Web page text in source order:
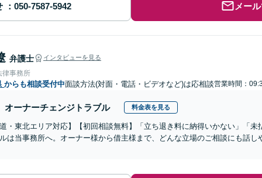
メー
弁護士 インタビューを見る
律事務所
からも相談受付中面談方法(対面・電話・ビデオなど)は応相談営業時間：
オーナーチェンジトラブル 料金表を見る
・東北エリア対応】【初回相談無料】「立ち退き料に納得いかない」「
は当事務所へ。オーナー様から借主様まで、どんな立場のご相談にも話